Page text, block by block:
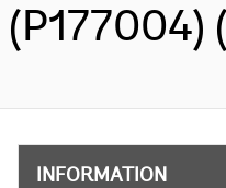
(P177004)
INFORMATION